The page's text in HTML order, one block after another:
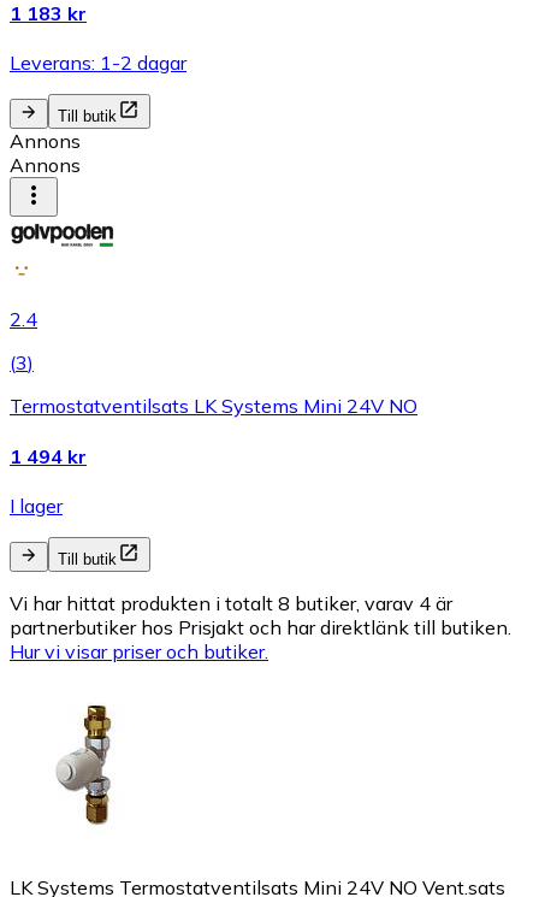
1 183 kr
Leverans: 1-2 dagar
Till butik
Annons
Annons
2.4
(3)
Termostatventilsats LK Systems Mini 24V NO
1 494 kr
I lager
Till butik
Vi har hittat produkten i totalt 8 butiker, varav 4 är
partnerbutiker hos Prisjakt och har direktlänk till butiken.
Hur vi visar priser och butiker.
LK Systems Termostatventilsats Mini 24V NO Vent.sats